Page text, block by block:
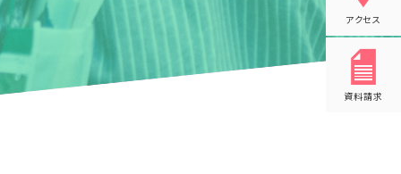
アクセス
資料請求